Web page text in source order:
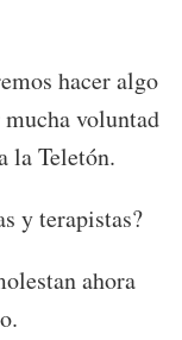
hacer algo
voluntad
la Teletón.
y terapistas?
ahora